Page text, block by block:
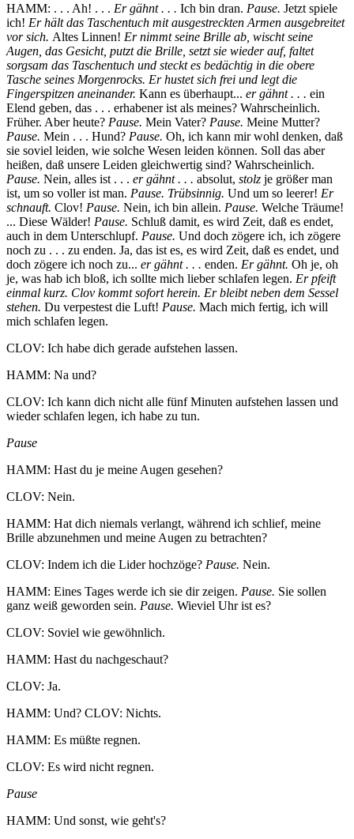
HAMM: . . . Ah! . . . Er gähnt . . . Ich bin dran. Pause. Jetzt spiele
ich! Er hält das Taschentuch mit ausgestreckten Armen ausgebreitet
vor sich. Altes Linnen! Er nimmt seine Brille ab, wischt seine
Augen, das Gesicht, putzt die Brille, setzt sie wieder auf, faltet
sorgsam das Taschentuch und steckt es bedächtig in die obere
Tasche seines Morgenrocks. Er hustet sich frei und legt die
Fingerspitzen aneinander. Kann es überhaupt... er gähnt . . . ein
Elend geben, das . . . erhabener ist als meines? Wahrscheinlich.
Früher. Aber heute? Pause. Mein Vater? Pause. Meine Mutter?
Pause. Mein . . . Hund? Pause. Oh, ich kann mir wohl denken, daß
sie soviel leiden, wie solche Wesen leiden können. Soll das aber
heißen, daß unsere Leiden gleichwertig sind? Wahrscheinlich.
Pause. Nein, alles ist . . . er gähnt . . . absolut, stolz je größer man
ist, um so voller ist man. Pause. Trübsinnig. Und um so leerer! Er
schnauft. Clov! Pause. Nein, ich bin allein. Pause. Welche Träume!
... Diese Wälder! Pause. Schluß damit, es wird Zeit, daß es endet,
auch in dem Unterschlupf. Pause. Und doch zögere ich, ich zögere
noch zu . . . zu enden. Ja, das ist es, es wird Zeit, daß es endet, und
doch zögere ich noch zu... er gähnt . . . enden. Er gähnt. Oh je, oh
je, was hab ich bloß, ich sollte mich lieber schlafen legen. Er pfeift
einmal kurz. Clov kommt sofort herein. Er bleibt neben dem Sessel
stehen. Du verpestest die Luft! Pause. Mach mich fertig, ich will
mich schlafen legen.
CLOV: Ich habe dich gerade aufstehen lassen.
HAMM: Na und?
CLOV: Ich kann dich nicht alle fünf Minuten aufstehen lassen und
wieder schlafen legen, ich habe zu tun.
Pause
HAMM: Hast du je meine Augen gesehen?
CLOV: Nein.
HAMM: Hat dich niemals verlangt, während ich schlief, meine
Brille abzunehmen und meine Augen zu betrachten?
CLOV: Indem ich die Lider hochzöge? Pause. Nein.
HAMM: Eines Tages werde ich sie dir zeigen. Pause. Sie sollen
ganz weiß geworden sein. Pause. Wieviel Uhr ist es?
CLOV: Soviel wie gewöhnlich.
HAMM: Hast du nachgeschaut?
CLOV: Ja.
HAMM: Und? CLOV: Nichts.
HAMM: Es müßte regnen.
CLOV: Es wird nicht regnen.
Pause
HAMM: Und sonst, wie geht's?